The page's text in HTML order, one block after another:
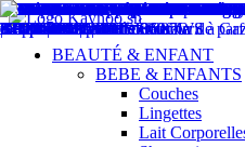
BEAUTÉ & ENFANT
BEBE & ENFANTS
Couches
Lingettes
Lait